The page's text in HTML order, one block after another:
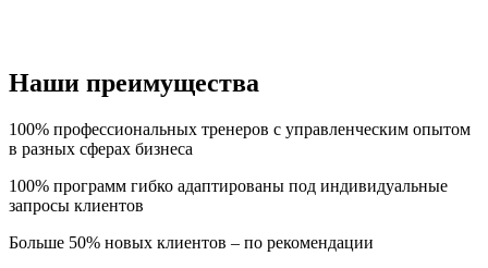
Наши преимущества
100% профессиональных тренеров с управленческим опытом
в разных сферах бизнеса
100% программ гибко адаптированы под индивидуальные
запросы клиентов
Больше 50% новых клиентов – по рекомендации